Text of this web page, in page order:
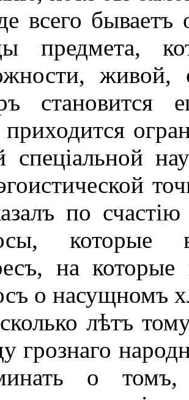
всего бываетъ
предмета,
живой,
становится
приходится
спеціальной
по
которые
на
о насущномъ
лѣтъ
грознаго
о